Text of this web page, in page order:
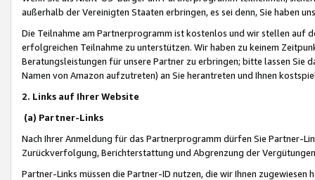
außerhalb der Vereinigten Staaten erbringen, es sei denn, Sie haben
Die Teilnahme am Partnerprogramm ist kostenlos und wir stellen auf
erfolgreichen Teilnahme zu unterstützen. Wir haben zu keinem
Beratungsleistungen für unsere Partner zu erbringen; bitte lassen Sie
Namen von Amazon aufzutreten) an Sie herantreten und Ihnen
2. Links auf Ihrer Website
(a) Partner-Links
Nach Ihrer Anmeldung für das Partnerprogramm dürfen Sie Partner-
Zurückverfolgung, Berichterstattung und Abgrenzung der
Partner-Links müssen die Partner-ID nutzen, die wir Ihnen zugewiesen